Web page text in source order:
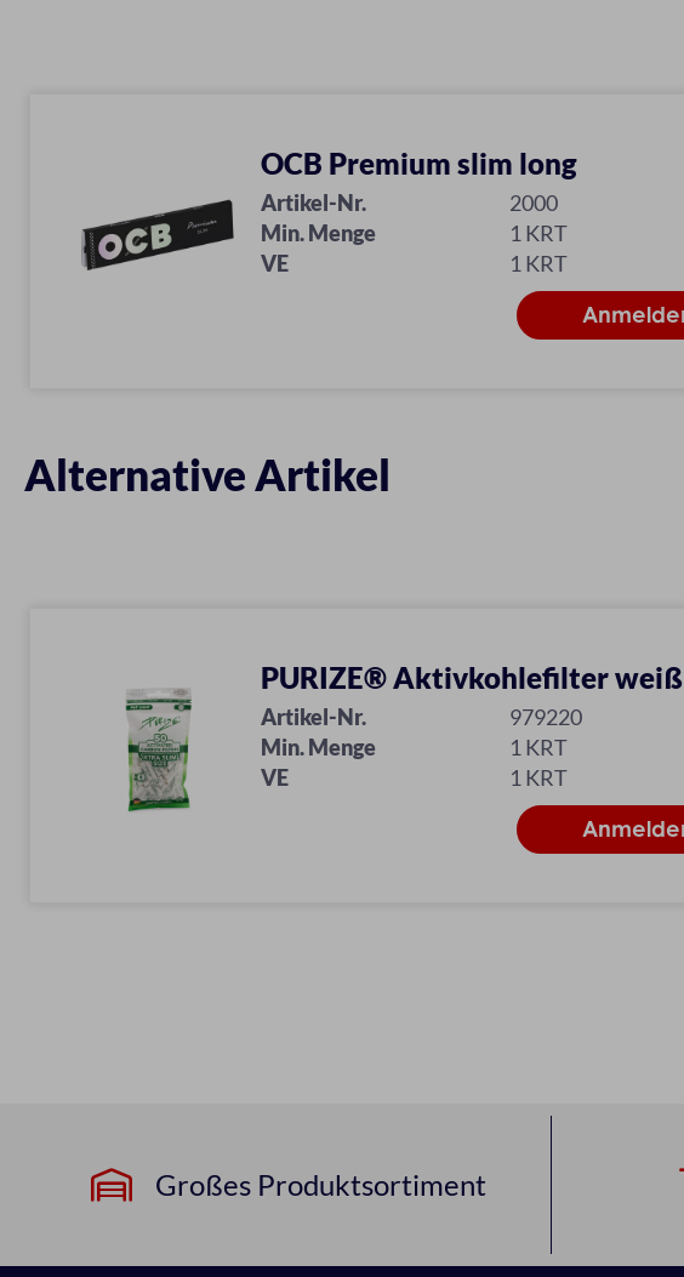
OCB Premium slim long
Artikel-Nr.
2000
Min. Menge
1 KRT
VE
1 KRT
Alternative Artikel
PURIZE® Aktivkohlefilter weiß
Artikel-Nr.
979220
Min. Menge
1 KRT
VE
1 KRT
Großes Produktsortiment